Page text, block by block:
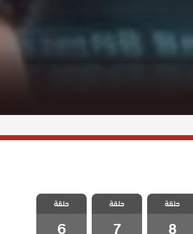
مسلسل تحت
الارض الحلقة 8
حلقة
8
مسلسل تحت
الارض الحلقة 7
حلقة
7
مسلسل تحت
الارض الحلقة 6
حلقة
6